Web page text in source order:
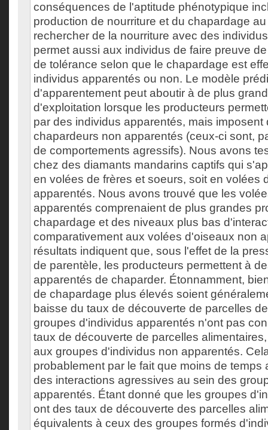
conséquences de l'aptitude phénotypique
production de nourriture et du chapardage
rechercher de la nourriture avec des
permet aussi aux individus de faire preuve
de tolérance selon que le chapardage est
individus apparentés ou non. Le modèle
d'apparentement peut aboutir à de plus
d'exploitation lorsque les producteurs
par des individus apparentés, mais imposent
chapardeurs non apparentés (ceux-ci sont,
de comportements agressifs). Nous avons
chez des diamants mandarins captifs qui
en volées de frères et soeurs, soit en volées
apparentés. Nous avons trouvé que les
apparentés comprenaient de plus grandes
chapardage et des niveaux plus bas
comparativement aux volées d'oiseaux non
résultats indiquent que, sous l'effet de la
de parentèle, les producteurs permettent à
apparentés de chaparder. Étonnamment,
de chapardage plus élevés soient
baisse du taux de découverte de parcelles
groupes d'individus apparentés n'ont pas
taux de découverte de parcelles
aux groupes d'individus non apparentés.
probablement par le fait que moins de temps
des interactions agressives au sein des
apparentés. Étant donné que les groupes
ont des taux de découverte des parcelles
équivalents à ceux des groupes formés